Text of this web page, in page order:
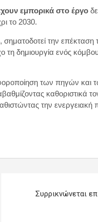
εμπορικά στο έργο
το 2030.
την
τη δημιουργία ενός
των πηγών και
καθοριστικά
την ενεργειακή
Συρρικνώνεται